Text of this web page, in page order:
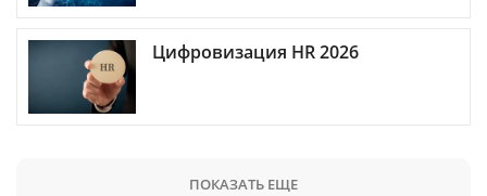
Цифровизация HR 2026
ПОКАЗАТЬ ЕЩЕ